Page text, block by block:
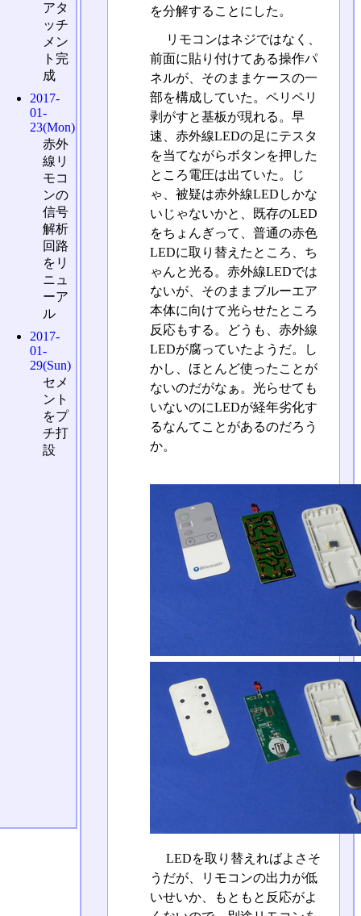
を分解することにした。
リモコンはネジではなく、
前面に貼り付けてある操作パ
ネルが、そのままケースの一
部を構成していた。ペリペリ
剥がすと基板が現れる。早
速、赤外線LEDの足にテスタ
を当てながらボタンを押した
ところ電圧は出ていた。じ
ゃ、被疑は赤外線LEDしかな
いじゃないかと、既存のLED
をちょんぎって、普通の赤色
LEDに取り替えたところ、ち
ゃんと光る。赤外線LEDでは
ないが、そのままブルーエア
本体に向けて光らせたところ
反応もする。どうも、赤外線
LEDが腐っていたようだ。し
かし、ほとんど使ったことが
ないのだがなぁ。光らせても
いないのにLEDが経年劣化す
るなんてことがあるのだろう
か。
LEDを取り替えればよさそ
うだが、リモコンの出力が低
いせいか、もともと反応がよ
アタ
ッチ
メン
ト完
成
2017-
01-
23(Mon)
赤外
線リ
モコ
ンの
信号
解析
回路
をリ
ニュ
ーア
ル
2017-
01-
29(Sun)
セメ
ント
をプ
チ打
設